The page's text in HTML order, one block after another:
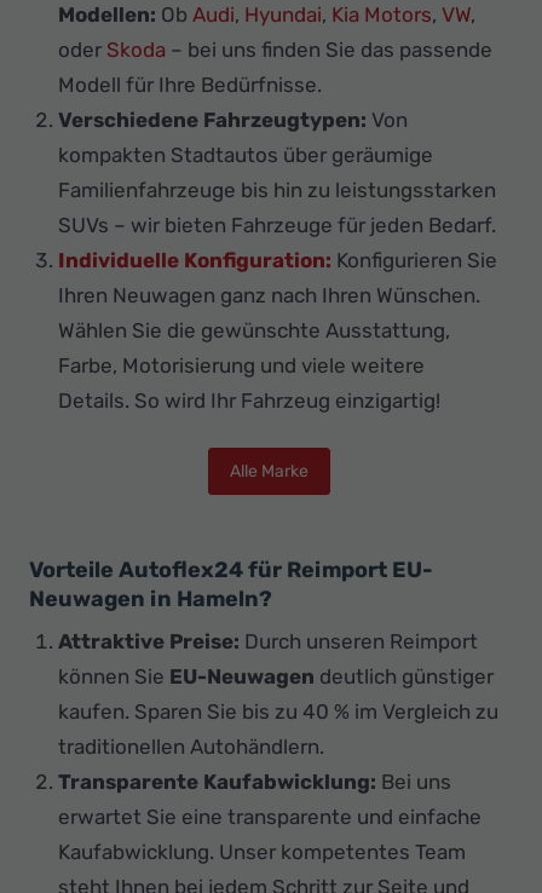
Modellen: Ob Audi, Hyundai, Kia Motors, VW,
oder Skoda – bei uns finden Sie das passende
Modell für Ihre Bedürfnisse.
Verschiedene Fahrzeugtypen: Von
kompakten Stadtautos über geräumige
Familienfahrzeuge bis hin zu leistungsstarken
SUVs – wir bieten Fahrzeuge für jeden Bedarf.
Individuelle Konfiguration: Konfigurieren Sie
Ihren Neuwagen ganz nach Ihren Wünschen.
Wählen Sie die gewünschte Ausstattung,
Farbe, Motorisierung und viele weitere
Details. So wird Ihr Fahrzeug einzigartig!
Alle Marke
Vorteile Autoflex24 für Reimport EU-
Neuwagen in Hameln?
Attraktive Preise: Durch unseren Reimport
können Sie EU-Neuwagen deutlich günstiger
kaufen. Sparen Sie bis zu 40 % im Vergleich zu
traditionellen Autohändlern.
Transparente Kaufabwicklung: Bei uns
erwartet Sie eine transparente und einfache
Kaufabwicklung. Unser kompetentes Team
steht Ihnen bei jedem Schritt zur Seite und